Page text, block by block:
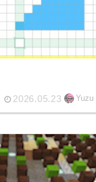
2026.05.23 Yuzu